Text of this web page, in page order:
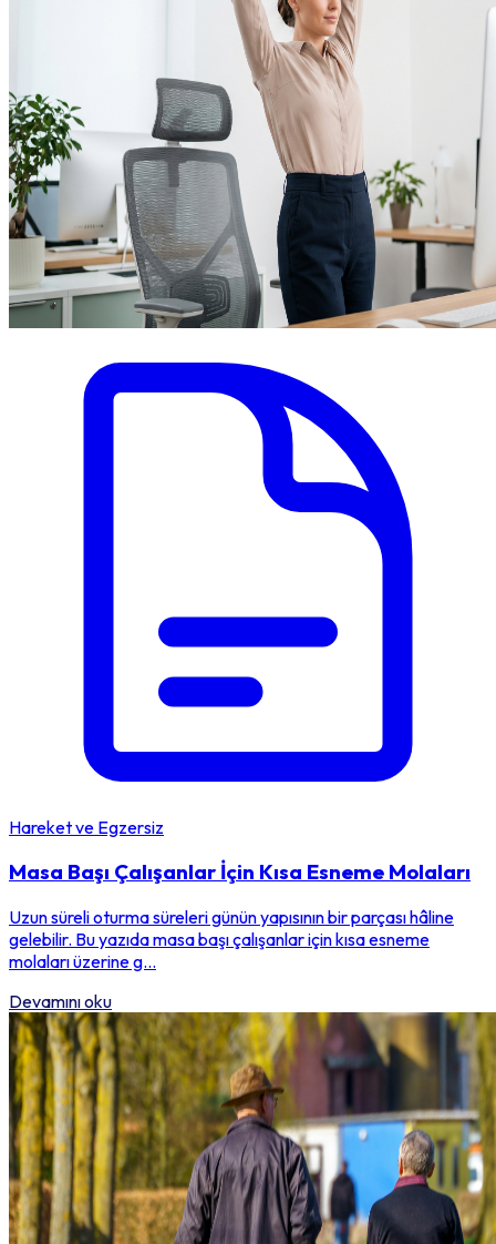
Hareket ve Egzersiz
Masa Başı Çalışanlar İçin Kısa Esneme Molaları
Uzun süreli oturma süreleri günün yapısının bir parçası hâline
gelebilir. Bu yazıda masa başı çalışanlar için kısa esneme
molaları üzerine g...
Devamını oku